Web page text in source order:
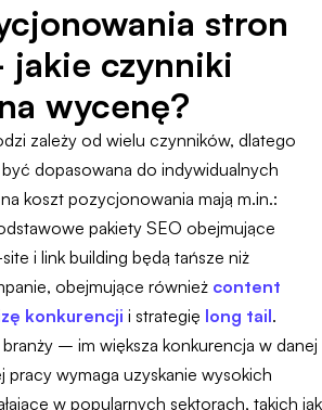
stron
czynniki
wycenę?
zależy od wielu czynników, dlatego
dopasowana do indywidualnych
koszt pozycjonowania mają m.in.:
pakiety SEO obejmujące
i link building będą tańsze niż
obejmujące również content
konkurencji i strategię long tail.
– im większa konkurencja w danej
pracy wymaga uzyskanie wysokich
w popularnych sektorach, takich jak